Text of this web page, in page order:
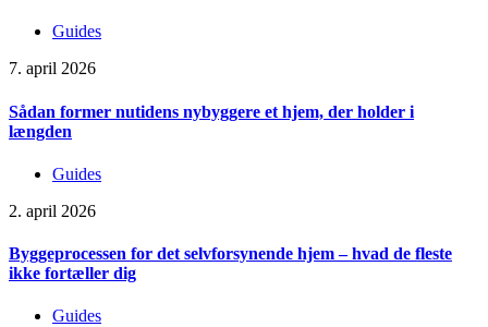
Guides
7. april 2026
Sådan former nutidens nybyggere et hjem, der holder i
længden
Guides
2. april 2026
Byggeprocessen for det selvforsynende hjem – hvad de fleste
ikke fortæller dig
Guides